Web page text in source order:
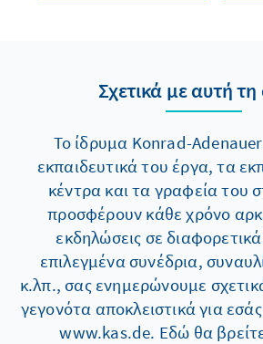
Σχετικά με αυτή τη
Το ίδρυμα Konrad-
εκπαιδευτικά του έργα, τα
κέντρα και τα γραφεία του
προσφέρουν κάθε χρόνο
εκδηλώσεις σε
επιλεγμένα συνέδρια,
κ.λπ., σας ενημερώνουμε
γεγονότα αποκλειστικά για
www.kas.de. Εδώ θα